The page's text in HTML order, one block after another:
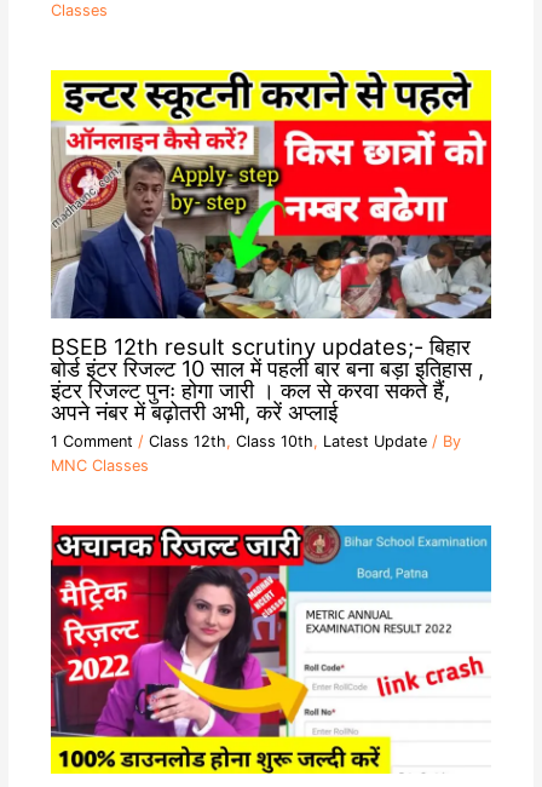
Classes
BSEB 12th result scrutiny updates;- बिहार
बोर्ड इंटर रिजल्ट 10 साल में पहली बार बना बड़ा इतिहास ,
इंटर रिजल्ट पुनः होगा जारी । कल से करवा सकते हैं,
अपने नंबर में बढ़ोतरी अभी, करें अप्लाई
1 Comment / Class 12th, Class 10th, Latest Update/ By
MNC Classes